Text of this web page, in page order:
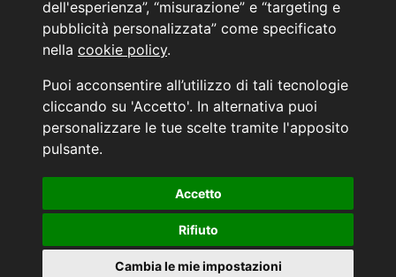
dell'esperienza”, “misurazione” e “targeting e
pubblicità personalizzata” come specificato
nella cookie policy.
Puoi acconsentire all’utilizzo di tali tecnologie
cliccando su 'Accetto'. In alternativa puoi
personalizzare le tue scelte tramite l'apposito
pulsante.
Accetto
Rifiuto
Cambia le mie impostazioni
Orari di apertura e chiusura
Contattaci
Convenzioni Hyundai
Informativa sulla Privacy
INFORMATIVA AI SENSI DELL'ART. 79 DEL REG. IVASS n° 40/2018
Aggiorna le tue preferenze di consenso alle tecnologie di tracciamento.